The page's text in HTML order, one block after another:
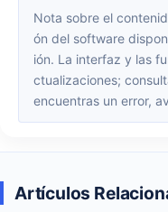
Nota sobre el contenido: Este artículo se basa en la versi
ón del software
ión. La interfaz y las
ctualizaciones;
encuentras un error,
Artículos